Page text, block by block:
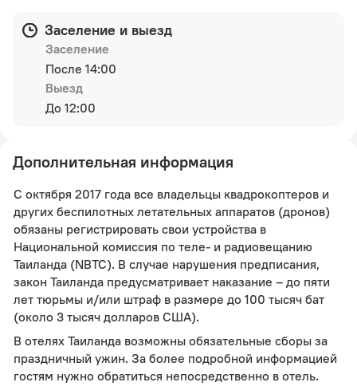
Заселение и выезд
Заселение
После 14:00
Выезд
До 12:00
Дополнительная информация
С октября 2017 года все владельцы квадрокоптеров и
других беспилотных летательных аппаратов (дронов)
обязаны регистрировать свои устройства в
Национальной комиссия по теле- и радиовещанию
Таиланда (NBTC). В случае нарушения предписания,
закон Таиланда предусматривает наказание – до пяти
лет тюрьмы и/или штраф в размере до 100 тысяч бат
(около 3 тысяч долларов США).
В отелях Таиланда возможны обязательные сборы за
праздничный ужин. За более подробной информацией
гостям нужно обратиться непосредственно в отель.